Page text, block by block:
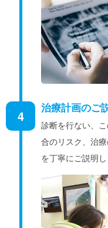
4 治療計画のご
診断を行ない、
合のリスク、治
を丁寧にご説明し